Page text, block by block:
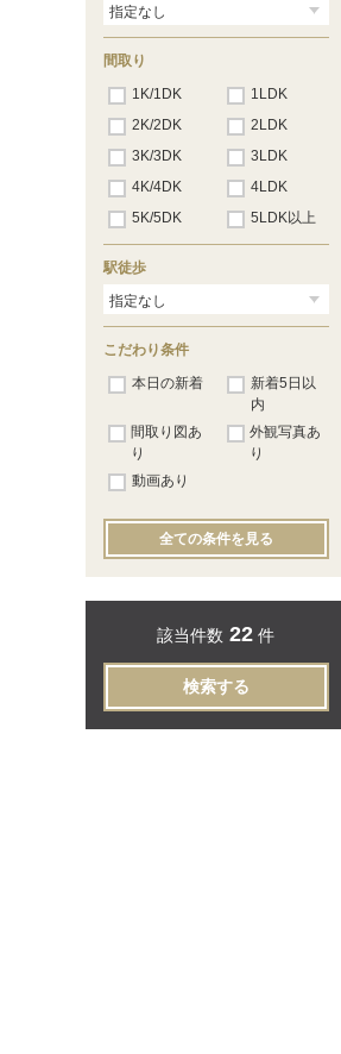
間取り
1K/1DK
1LDK
2K/2DK
2LDK
3K/3DK
3LDK
4K/4DK
4LDK
5K/5DK
5LDK以上
駅徒歩
こだわり条件
本日の新着
新着5日以
内
間取り図あ
り
外観写真あ
り
動画あり
全ての条件を見る
該当件数 22 件
検索する